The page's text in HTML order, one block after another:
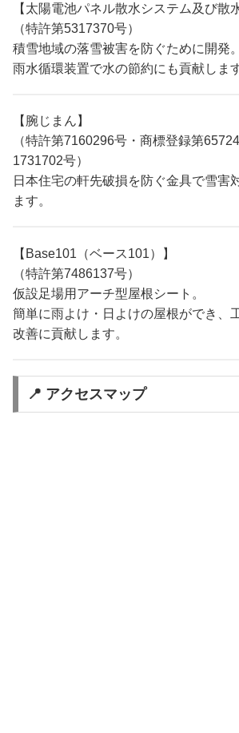
【太陽電池パネル散水システム及び散
（特許第5317370号）
積雪地域の落雪被害を防ぐために開発。
雨水循環装置で水の節約にも貢献します
【腕じまん】
（特許第7160296号・商標登録第
1731702号）
日本住宅の軒先破損を防ぐ金具で雪害
ます。
【Base101（ベース101）】
（特許第7486137号）
仮設足場用アーチ型屋根シート。
簡単に雨よけ・日よけの屋根ができ、
改善に貢献します。
📍 アクセスマップ